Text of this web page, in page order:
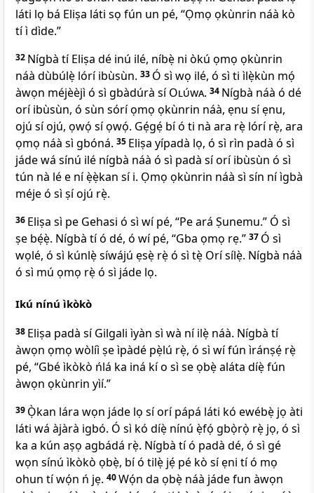
láti lọ bá Eliṣa láti sọ fún un pé, “Ọmọ ọkùnrin náà kò
tí ì dìde.”
32 Nígbà tí Eliṣa dé inú ilé, níbẹ̀ ni òkú ọmọ ọkùnrin
náà dùbúlẹ̀ lórí ibùsùn. 33 Ó sì wọ ilé, ó sì ti ìlẹ̀kùn mọ́
àwọn méjèèjì ó sì gbàdúrà síOlúwa. 34 Nígbà náà ó dé
orí ibùsùn, ó sùn sórí ọmọ ọkùnrin náà, ẹnu sí ẹnu,
ojú sí ojú, ọwọ́ sí ọwọ́. Gẹ́gẹ́ bí ó ti nà ara rẹ̀ lórí rẹ̀, ara
ọmọ náà sì gbóná. 35 Eliṣa yípadà lọ, ó sì rìn padà ó sì
jáde wá sínú ilé nígbà náà ó sì padà sí orí ibùsùn ó sì
tún nà lé e ní ẹ̀ẹ̀kan sí i. Ọmọ ọkùnrin náà sì sín ní ìgbà
méje ó sì ṣí ojú rẹ̀.
36 Eliṣa sì pe Gehasi ó sì wí pé, “Pe ará Ṣunemu.” Ó sì
ṣe bẹ́ẹ̀. Nígbà tí ó dé, ó wí pé, “Gba ọmọ rẹ.” 37 Ó sì
wọlé, ó sì kúnlẹ̀ síwájú ẹsẹ̀ rẹ̀ ó sì tẹ̀ Orí sílẹ̀. Nígbà náà
ó sì mú ọmọ rẹ̀ ó sì jáde lọ.
Ikú nínú ìkòkò
38 Eliṣa padà sí Gilgali ìyàn sì wà ní ilẹ̀ náà. Nígbà tí
àwọn ọmọ wòlíì ṣe ìpàdé pẹ̀lú rẹ̀, ó sì wí fún ìránṣẹ́ rẹ̀
pé, “Gbé ìkòkò ńlá ka iná kí o sì se ọbẹ̀ aláta díẹ̀ fún
àwọn ọkùnrin yìí.”
39 Ọ̀kan lára wọn jáde lọ sí orí pápá láti kó ewébẹ̀ jọ àti
láti wá àjàrà igbó. Ó sì kó díẹ̀ nínú ẹ̀fọ́ gbọ̀rọ̀ rẹ̀ jọ, ó sì
ka a kún aṣọ agbádá rẹ̀. Nígbà tí ó padà dé, ó sì gé
wọn sínú ìkòkò ọbẹ̀, bí ó tilẹ̀ jẹ́ pé kò sí ẹni tí ó mọ
ohun tí wọ́n ń jẹ. 40Wọ́n da ọbẹ̀ náà jáde fun àwọn